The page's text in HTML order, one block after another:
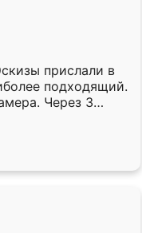
прислали в
подходящий.
Через 3
Остались
Ренессанс